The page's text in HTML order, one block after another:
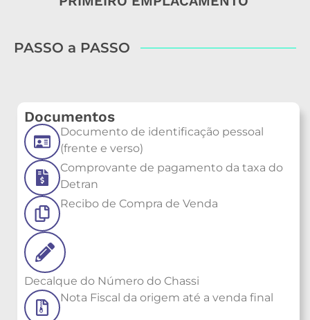
PASSO a PASSO
Documentos
Documento de identificação pessoal
(frente e verso)
Comprovante de pagamento da taxa do
Detran
Recibo de Compra de Venda
Decalque do Número do Chassi
Nota Fiscal da origem até a venda final